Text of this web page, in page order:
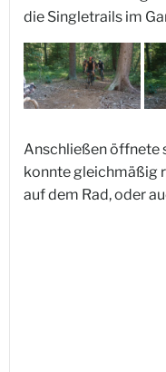
die Singletrails im
Anschließen öffnete
konnte gleichmäßig
auf dem Rad, oder